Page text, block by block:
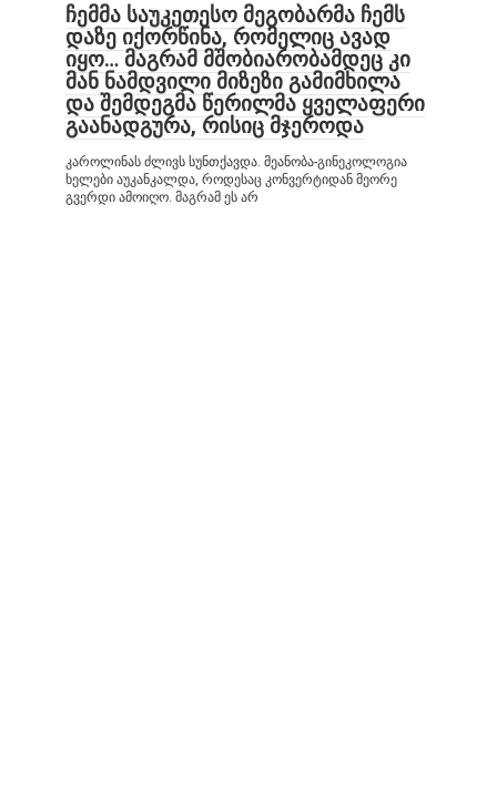
ჩემმა საუკეთესო მეგობარმა ჩემს
დაზე იქორწინა, რომელიც ავად
იყო… მაგრამ მშობიარობამდეც კი
მან ნამდვილი მიზეზი გამიმხილა
და შემდეგმა წერილმა ყველაფერი
გაანადგურა, რისიც მჯეროდა
კაროლინას ძლივს სუნთქავდა. მეანობა-გინეკოლოგია
ხელები აუკანკალდა, როდესაც კონვერტიდან მეორე
გვერდი ამოიღო. მაგრამ ეს არ